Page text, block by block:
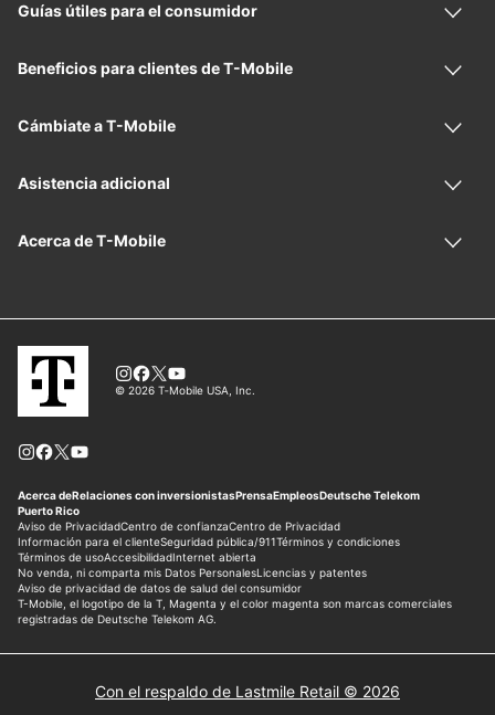
Con el respaldo de Lastmile Retail © 2026